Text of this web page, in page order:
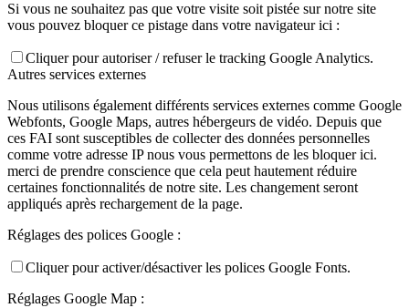
Si vous ne souhaitez pas que votre visite soit pistée sur notre site
vous pouvez bloquer ce pistage dans votre navigateur ici :
Cliquer pour autoriser / refuser le tracking Google Analytics.
Autres services externes
Nous utilisons également différents services externes comme Google
Webfonts, Google Maps, autres hébergeurs de vidéo. Depuis que
ces FAI sont susceptibles de collecter des données personnelles
comme votre adresse IP nous vous permettons de les bloquer ici.
merci de prendre conscience que cela peut hautement réduire
certaines fonctionnalités de notre site. Les changement seront
appliqués après rechargement de la page.
Réglages des polices Google :
Cliquer pour activer/désactiver les polices Google Fonts.
Réglages Google Map :